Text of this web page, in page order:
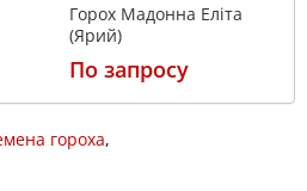
Горох Мадонна Еліта
(Ярий)
По запросу
гороха,